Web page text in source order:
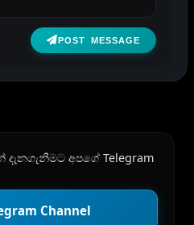
POST MESSAGE
අපගේ Telegram
Channel